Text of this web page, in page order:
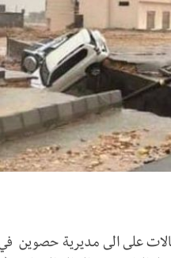
على الى مديرية حصوين في